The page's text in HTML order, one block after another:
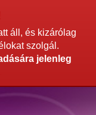
áll, és kizárólag
szolgál.
jelenleg